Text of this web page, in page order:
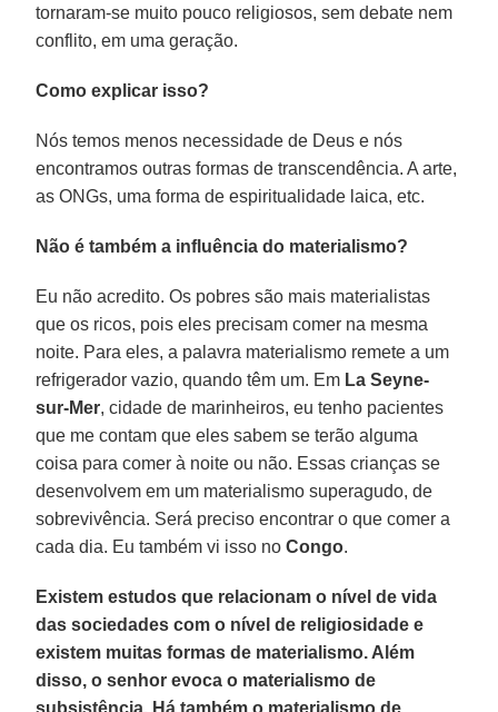
tornaram-se muito pouco religiosos, sem debate nem
conflito, em uma geração.
Como explicar isso?
Nós temos menos necessidade de Deus e nós
encontramos outras formas de transcendência. A arte,
as ONGs, uma forma de espiritualidade laica, etc.
Não é também a influência do materialismo?
Eu não acredito. Os pobres são mais materialistas
que os ricos, pois eles precisam comer na mesma
noite. Para eles, a palavra materialismo remete a um
refrigerador vazio, quando têm um. Em La Seyne-
sur-Mer, cidade de marinheiros, eu tenho pacientes
que me contam que eles sabem se terão alguma
coisa para comer à noite ou não. Essas crianças se
desenvolvem em um materialismo superagudo, de
sobrevivência. Será preciso encontrar o que comer a
cada dia. Eu também vi isso noCongo.
Existem estudos que relacionam o nível de vida
das sociedades com o nível de religiosidade e
existem muitas formas de materialismo. Além
disso, o senhor evoca o materialismo de
subsistência. Há também o materialismo de